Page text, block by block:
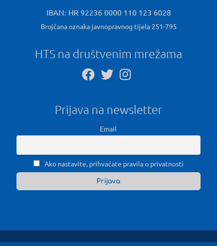
IBAN: HR 92236 0000 110 123 6028
Brojčana oznaka javnopravnog tijela 251-795
HTS na društvenim mrežama
Prijava na newsletter
Email
Ako nastavite, prihvaćate pravila o privatnosti